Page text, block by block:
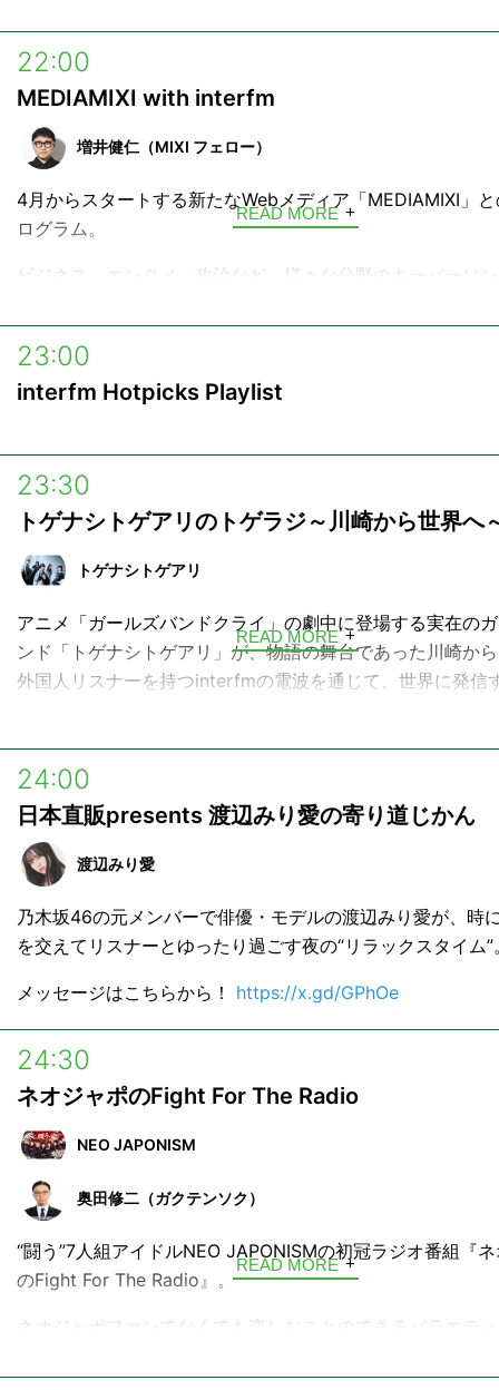
楽やアート、海外カルチャーなど幅広く番組で取り上げ、
独自の視点で深堀していきます。
して、トークをお届けします。
22:00
MEDIAMIXI with interfm
増井健仁（MIXI フェロー）
4月からスタートする新たなWebメディア「MEDIAMIXI」
ログラム。
ビジネス、エンタメ、政治など、様々な分野のキーパーソ
す。
エンタメ、テクノロジーの最新・注目トピックを通して、“
ながら、新たな視点とヒントを届けていきます。
＜WEBニュースメディア「MEDIAMIXI＞
URL：https://mediamixi.jp/
READ MORE
23:00
interfm Hotpicks Playlist
23:30
トゲナシトゲアリのトゲラジ～川崎から世界へ
トゲナシトゲアリ
アニメ「ガールズバンドクライ」の劇中に登場する実在の
ンド「トゲナシトゲアリ」が、物語の舞台であった川崎か
外国人リスナーを持つinterfmの電波を通じて、世界に発信
バンド活動や楽曲についてはもちろん、メンバーそれぞれ
たり、親交のあるゲストを呼んだりと、「トゲナシトゲア
を全力でお届けする30分です。
地上波放送後は、番組メンバーシップサイトで会員限定の
番組も含むポッドキャストを配信します。会員向けに、不
画配信や公開収録イベントも予定しています。どうぞお楽
READ MORE
24:00
日本直販presents 渡辺みり愛の寄り道じかん
渡辺みり愛
乃木坂46の元メンバーで俳優・モデルの渡辺みり愛が、時
を交えてリスナーとゆったり過ごす夜の“リラックスタイム”
メッセージはこちらから！ https://x.gd/GPhOe
24:30
ネオジャポのFight For The Radio
NEO JAPONISM
奥田修二（ガクテンソク）
“闘う”7人組アイドルNEO JAPONISMの初冠ラジオ番組『
のFight For The Radio』。
ネオジャポファンでなくても楽しむことのできるバラエテ
READ MORE